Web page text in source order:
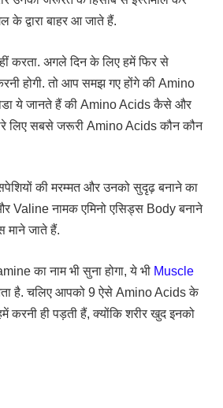
के द्वारा बाहर आ जाते हैं.
करता. अगले दिन के लिए हमें फिर से
होगी. तो आप समझ गए होंगे की Amino
ये जानते हैं की Amino Acids कैसे और
लिए सबसे जरूरी Amino Acids कौन कौन
की मरम्मत और उनको सुदृढ़ बनाने का
Valine नामक एमिनो एसिड्स Body बनाने
माने जाते हैं.
का नाम भी सुना होगा, ये भी Muscle
है. चलिए आपको 9 ऐसे Amino Acids के
करनी ही पड़ती हैं, क्योंकि शरीर खुद इनको